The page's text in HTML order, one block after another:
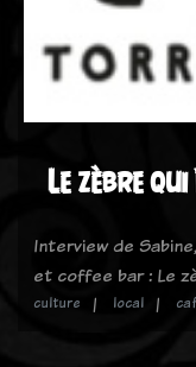
Le zèbre qui
Interview de
et coffee bar : Le
culture local